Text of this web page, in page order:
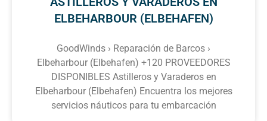
ELBEHARBOUR (ELBEHAFEN)
GoodWinds › Reparación de Barcos ›
Elbeharbour (Elbehafen) +120 PROVEEDORES
DISPONIBLES Astilleros y Varaderos en
Elbeharbour (Elbehafen) Encuentra los mejores
servicios náuticos para tu embarcación